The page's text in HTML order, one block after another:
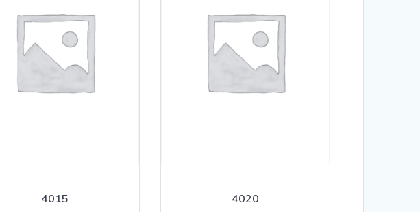
4015 4020